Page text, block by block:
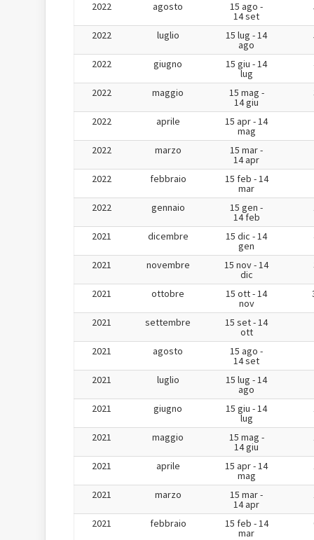
2022 agosto 15 ago -
14 set
2022 luglio 15 lug - 14
ago
2022 giugno 15 giu - 14
lug
2022 maggio 15 mag -
14 giu
2022 aprile 15 apr - 14
mag
2022 marzo 15 mar -
14 apr
2022 febbraio 15 feb - 14
mar
2022 gennaio 15 gen -
14 feb
2021 dicembre 15 dic - 14
gen
2021 novembre 15 nov - 14
dic
2021 ottobre 15 ott - 14
nov
2021 settembre 15 set - 14
ott
2021 agosto 15 ago -
14 set
2021 luglio 15 lug - 14
ago
2021 giugno 15 giu - 14
lug
2021 maggio 15 mag -
14 giu
2021 aprile 15 apr - 14
mag
2021 marzo 15 mar -
14 apr
2021 febbraio 15 feb - 14
mar